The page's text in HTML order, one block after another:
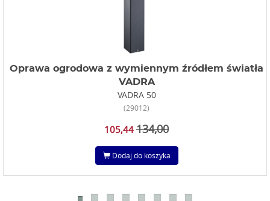
Oprawa ogrodowa z wymiennym źródłem światła
VADRA
VADRA 50
(29012)
105,44 134,00
Dodaj do koszyka